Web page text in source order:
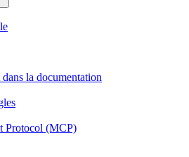
la documentation
Protocol (MCP)